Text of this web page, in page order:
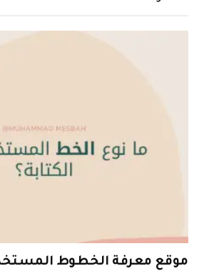
موقع معرفة الخطوط